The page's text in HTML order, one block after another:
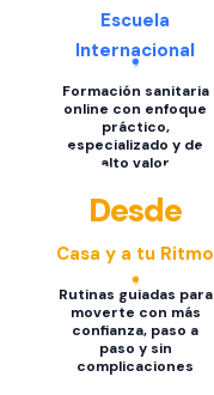
Escuela
Internacional
Formación sanitaria
online con enfoque
práctico,
especializado y de
alto valor
Desde
Casa y a tu Ritmo
Rutinas guiadas para
moverte con más
confianza, paso a
paso y sin
complicaciones